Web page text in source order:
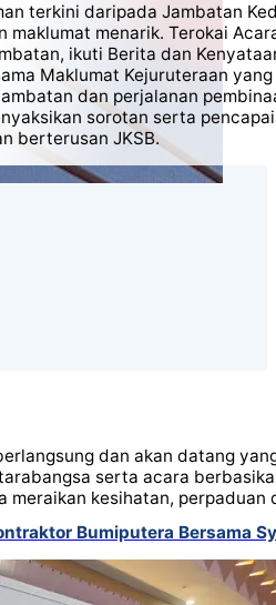
terkini daripada Jambatan
maklumat menarik. Terokai
ikuti Berita dan
Maklumat Kejuruteraan yang
dan perjalanan
sorotan serta
berterusan JKSB.
dan akan datang
serta acara
meraikan kesihatan,
Bumiputera Bersama